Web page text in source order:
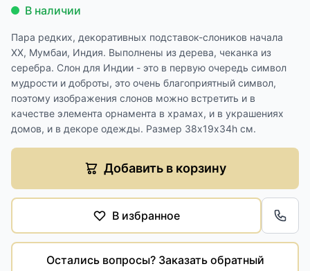
В наличии
Пара редких, декоративных подставок-слоников начала
XX, Мумбаи, Индия. Выполнены из дерева, чеканка из
серебра. Слон для Индии - это в первую очередь символ
мудрости и доброты, это очень благоприятный символ,
поэтому изображения слонов можно встретить и в
качестве элемента орнамента в храмах, и в украшениях
домов, и в декоре одежды. Размер 38х19х34h см.
Добавить в корзину
В избранное
Остались вопросы? Заказать обратный